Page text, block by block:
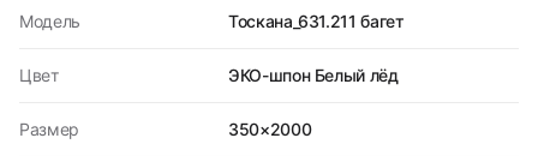
Модель Тоскана_631.211 багет
Цвет ЭКО-шпон Белый лёд
Размер 350×2000